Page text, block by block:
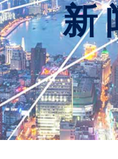
新